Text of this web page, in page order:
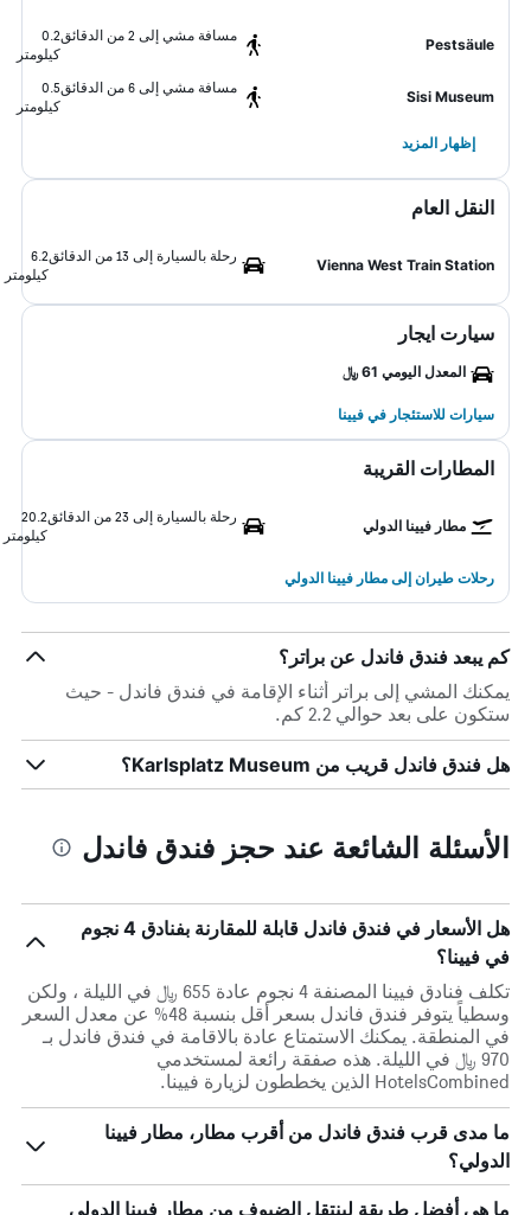
Pestsäule
مسافة مشي إلى 2 من الدقائق
0.2
كيلومتر
Sisi Museum
مسافة مشي إلى 6 من الدقائق
0.5
كيلومتر
إظهار المزيد
النقل العام
Vienna West Train Station
رحلة بالسيارة إلى 13 من الدقائق
6.2
كيلومتر
سيارت ايجار
المعدل اليومي 61 ﷼
سيارات للاستئجار في فيينا
المطارات القريبة
مطار فيينا الدولي
رحلة بالسيارة إلى 23 من الدقائق
20.2
كيلومتر
رحلات طيران إلى مطار فيينا الدولي
كم يبعد فندق فاندل عن براتر؟
يمكنك المشي إلى براتر أثناء الإقامة في فندق فاندل - حيث
ستكون على بعد حوالي 2.2 كم.
هل فندق فاندل قريب من Karlsplatz Museum؟
الأسئلة الشائعة عند حجز فندق فاندل
هل الأسعار في فندق فاندل قابلة للمقارنة بفنادق 4 نجوم
في فيينا؟
تكلف فنادق فيينا المصنفة 4 نجوم عادة 655 ﷼ في الليلة ، ولكن
وسطياً يتوفر فندق فاندل بسعر أقل بنسبة 48% عن معدل السعر
في المنطقة. يمكنك الاستمتاع عادة بالاقامة في فندق فاندل بـ
970 ﷼ في الليلة. هذه صفقة رائعة لمستخدمي
HotelsCombined الذين يخططون لزيارة فيينا.
ما مدى قرب فندق فاندل من أقرب مطار، مطار فيينا
الدولي؟
ما هي أفضل طريقة لينتقل الضيوف من مطار فيينا الدولي